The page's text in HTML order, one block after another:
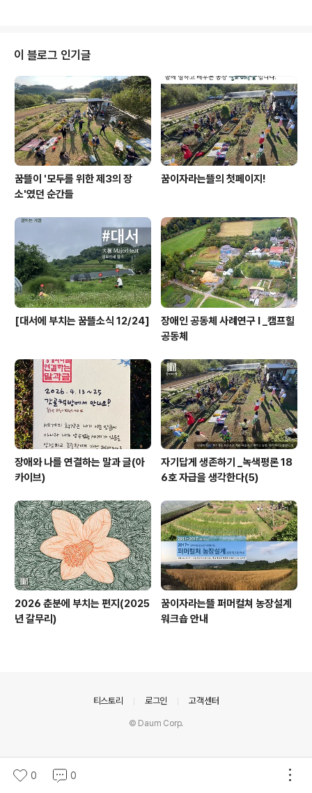
들어가려고 합니다. 꿈뜰은 퍼머컬쳐 디자인과 적정기술을
바탕으로 생태적인, 아름다운, 안전한, 효율적인 농장을 구
현하려고 하구요, 남녀노소 + 장애인이 접근하기 쉬운 유
니버설 디자인을 적용하려고 합니다. 이번 목공워크숍에서
는 피크닉테이블과 야외용 벤치 등을 함께 만들 예정입니
다. 돌봄농장 만들기 목공..
이 블로그 인기글
꿈뜰이 '모두를 위한 제3의 장
소'였던 순간들
꿈이자라는뜰의 첫페이지!
[대서에 부치는 꿈뜰소식 12/24]
장애인 공동체 사례연구 I _캠프힐
공동체
장애와 나를 연결하는 말과 글(아
카이브)
자기답게 생존하기 _녹색평론 18
6호 자급을 생각한다(5)
2026 춘분에 부치는 편지(2025
년 갈무리)
꿈이자라는뜰 퍼머컬쳐 농장설계
워크숍 안내
0 0
티스토리 로그인 고객센터
© Daum Corp.